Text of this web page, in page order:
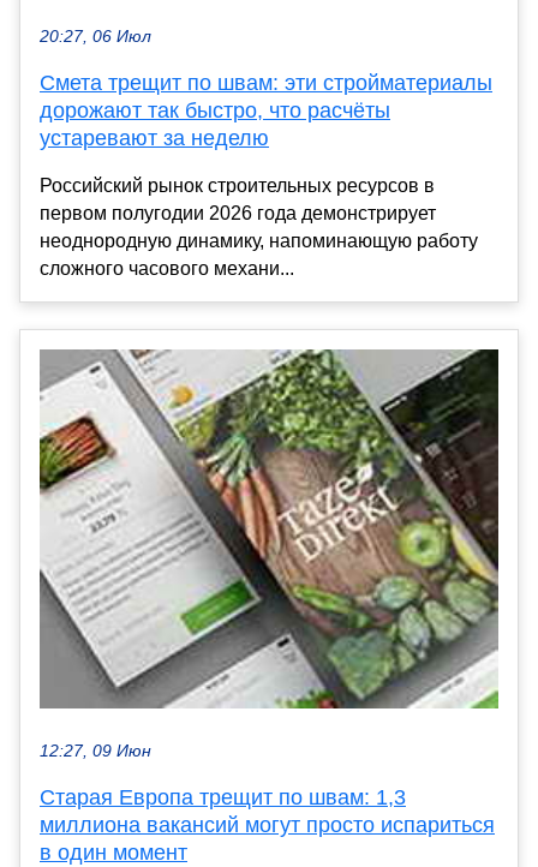
20:27, 06 Июл
Смета трещит по швам: эти стройматериалы
дорожают так быстро, что расчёты
устаревают за неделю
Российский рынок строительных ресурсов в
первом полугодии 2026 года демонстрирует
неоднородную динамику, напоминающую работу
сложного часового механи...
12:27, 09 Июн
Старая Европа трещит по швам: 1,3
миллиона вакансий могут просто испариться
в один момент